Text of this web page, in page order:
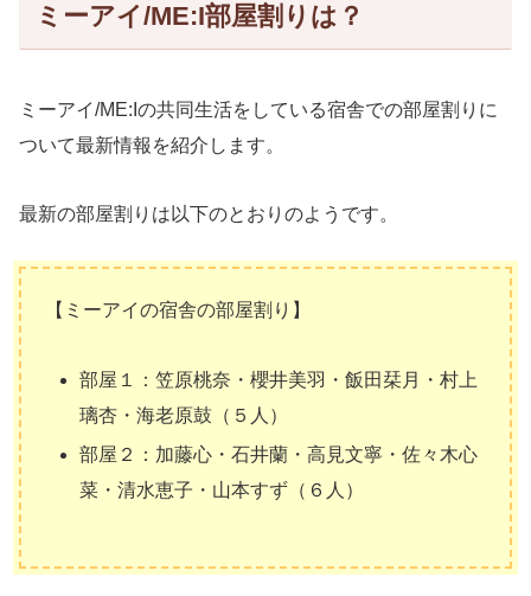
ミーアイ/ME:I部屋割りは？
ミーアイ/ME:Iの共同生活をしている宿舎での部屋割りに
ついて最新情報を紹介します。
最新の部屋割りは以下のとおりのようです。
【ミーアイの宿舎の部屋割り】
部屋１：笠原桃奈・櫻井美羽・飯田栞月・村上
璃杏・海老原鼓（５人）
部屋２：加藤心・石井蘭・高見文寧・佐々木心
菜・清水恵子・山本すず（６人）